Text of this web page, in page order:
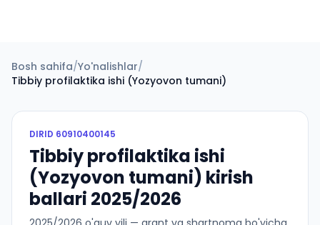
Bosh sahifa/Yo'nalishlar/
Tibbiy profilaktika ishi (Yozyovon tumani)
DIRID 60910400145
Tibbiy profilaktika ishi
(Yozyovon tumani) kirish
ballari 2025/2026